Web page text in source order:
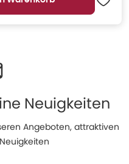
Neuigkeiten
Angeboten, attraktiven